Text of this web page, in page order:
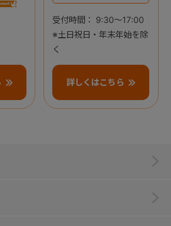
受付時間： 9:30～17:00
※土日祝日・年末年始を除
く
詳しくはこちら